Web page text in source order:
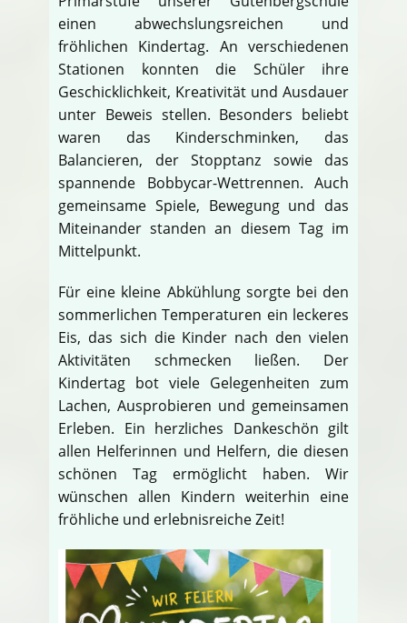
einen abwechslungsreichen und
fröhlichen Kindertag. An verschiedenen
Stationen konnten die Schüler ihre
Geschicklichkeit, Kreativität und Ausdauer
unter Beweis stellen. Besonders beliebt
waren das Kinderschminken, das
Balancieren, der Stopptanz sowie das
spannende Bobbycar-Wettrennen. Auch
gemeinsame Spiele, Bewegung und das
Miteinander standen an diesem Tag im
Mittelpunkt.
Für eine kleine Abkühlung sorgte bei den
sommerlichen Temperaturen ein leckeres
Eis, das sich die Kinder nach den vielen
Aktivitäten schmecken ließen. Der
Kindertag bot viele Gelegenheiten zum
Lachen, Ausprobieren und gemeinsamen
Erleben. Ein herzliches Dankeschön gilt
allen Helferinnen und Helfern, die diesen
schönen Tag ermöglicht haben. Wir
wünschen allen Kindern weiterhin eine
fröhliche und erlebnisreiche Zeit!